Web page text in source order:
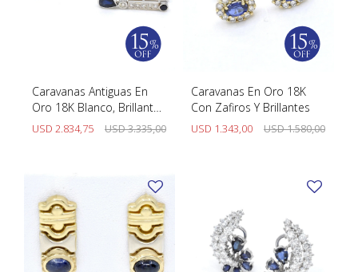
Caravanas Antiguas En
Oro 18K Blanco, Brillantes
Y Zafiros
USD 2.834,75 USD3.335,00
Caravanas En Oro 18K
Con Zafiros Y Brillantes
USD 1.343,00 USD1.580,00